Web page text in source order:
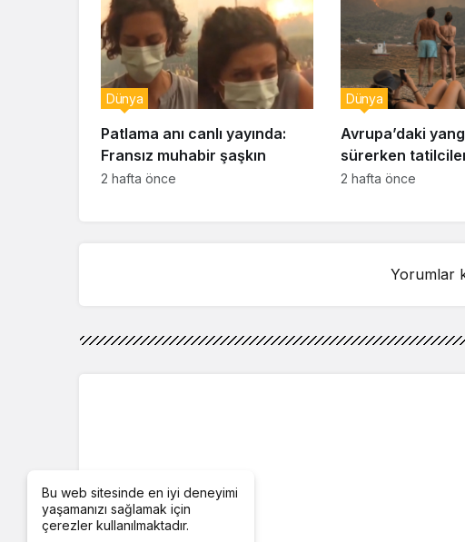
Patlama anı canlı yayında:
Fransız muhabir şaşkın
Dünya
2 hafta önce
Avrupa’daki
sürerken
kayıtsızlığı tepki
Dünya
2 hafta önce
Yorumlar
Bu web sitesinde en iyi deneyimi
yaşamanızı sağlamak için
çerezler kullanılmaktadır.